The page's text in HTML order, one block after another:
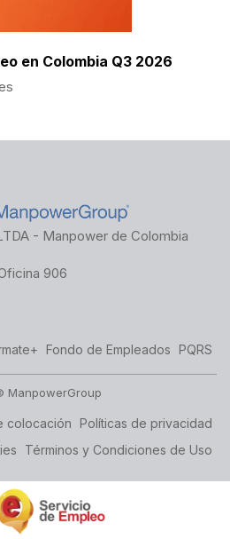
en Colombia Q3 2026
- Manpower de Colombia
906
Fondo de Empleados PQRS
ManpowerGroup
colocación Políticas de privacidad
Términos y Condiciones de Uso